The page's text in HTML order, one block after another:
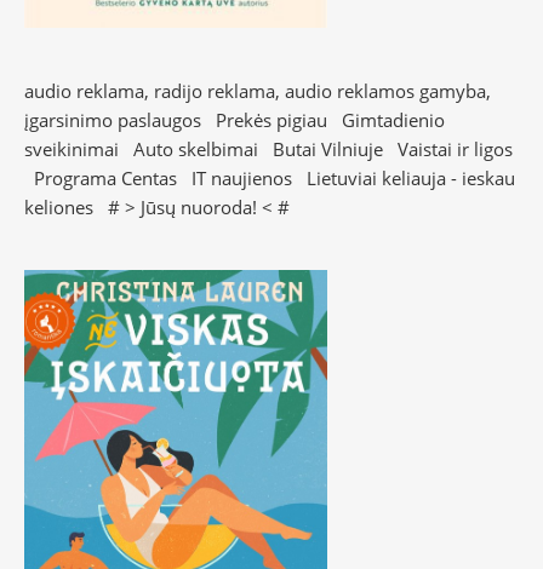
audio reklama, radijo reklama, audio reklamos gamyba,
įgarsinimo paslaugos
Prekės pigiau
Gimtadienio
sveikinimai
Auto skelbimai Butai Vilniuje Vaistai ir ligos
Programa Centas
IT naujienos
Lietuviai keliauja - ieskau
keliones # > Jūsų nuoroda! < #